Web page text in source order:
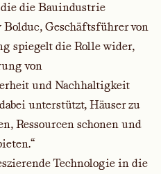
die Bauindustrie
Geschäftsführer von
spiegelt die Rolle wider,
von
und Nachhaltigkeit
unterstützt, Häuser zu
Ressourcen schonen und
Technologie in die